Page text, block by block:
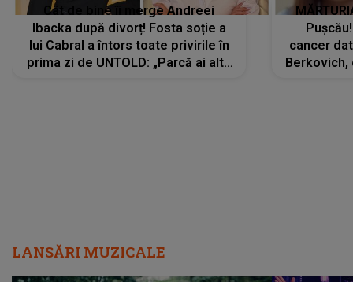
Cât de bine îi merge Andreei
Ibacka după divorț! Fosta soție a
lui Cabral a întors toate privirile în
prima zi de UNTOLD: „Parcă ai altă
cancer
Berkovich,
LANSĂRI MUZICALE